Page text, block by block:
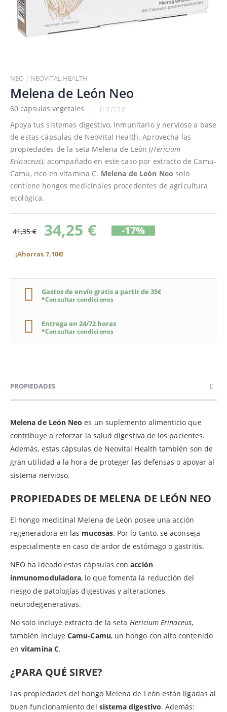
al
comienzo
de
la
galería
de
imágenes
NEO | NEOVITAL HEALTH
Melena de León Neo
60 cápsulas vegetales
Apoya tus sistemas digestivo, inmunitario y nervioso a base
de estas cápsulas de NeoVital Health. Aprovecha las
propiedades de la seta Melena de León (Hericium
Erinaceus), acompañado en este caso por extracto de Camu-
Camu, rico en vitamina C. Melena de León Neo solo
contiene hongos medicinales procedentes de agricultura
ecológica.
41,35 € 34,25 € -17%
¡Ahorras 7,10€!
Gastos de envío gratis a partir de 35€
*Consultar condiciones
Entrega en 24/72 horas
*Consultar condiciones
PROPIEDADES
Melena de León Neoes un suplemento alimenticio que
contribuye a reforzar la salud digestiva de los pacientes.
Además, estas cápsulas de Neovital Health también son de
gran utilidad a la hora de proteger las defensas o apoyar al
sistema nervioso.
PROPIEDADES DE MELENA DE LEÓN NEO
El hongo medicinal Melena de León posee una acción
regeneradora en las mucosas. Por lo tanto, se aconseja
especialmente en caso de ardor de estómago o gastritis.
NEO ha ideado estas cápsulas conacción
inmunomoduladora, lo que fomenta la reducción del
riesgo de patologías digestivas y alteraciones
neurodegenerativas.
No solo incluye extracto de la seta Hericium Erinaceus,
también incluyeCamu-Camu, un hongo con alto contenido
envitamina C.
¿PARA QUÉ SIRVE?
Las propiedades del hongo Melena de León están ligadas al
buen funcionamiento del sistema digestivo. Además: